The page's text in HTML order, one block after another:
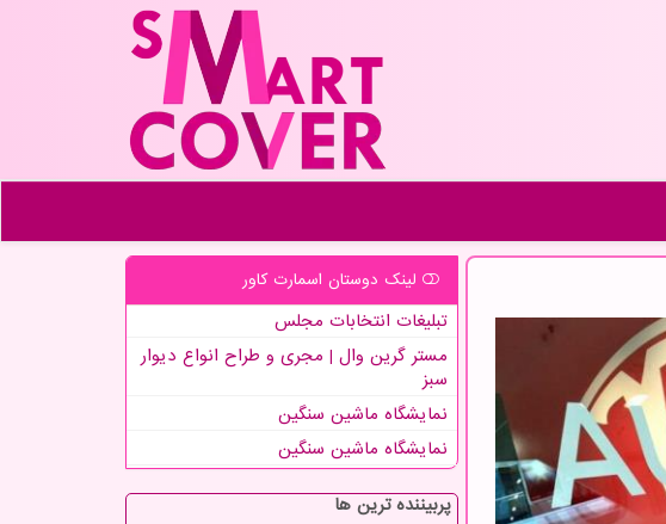
لینک دوستان اسمارت كاور
تبلیغات انتخابات مجلس
مستر گرین وال | مجری و طراح انواع دیوار
سبز
نمایشگاه ماشین سنگین
نمایشگاه ماشین سنگین
پربیننده ترین ها